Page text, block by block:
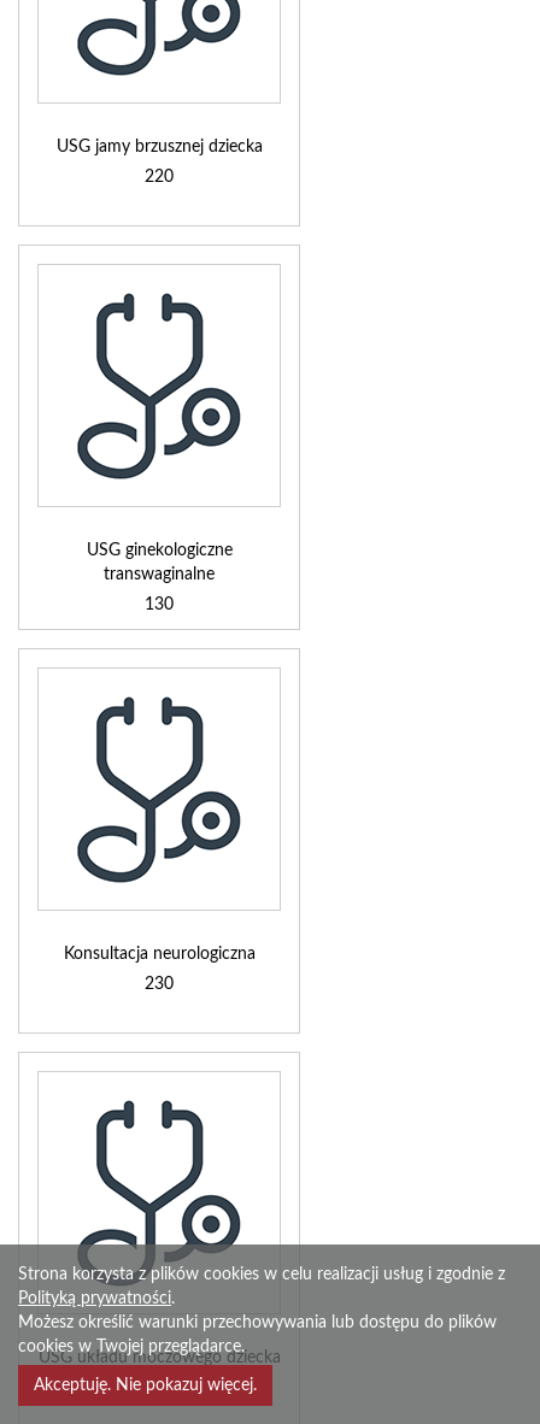
USG jamy brzusznej dziecka
220
USG ginekologiczne
transwaginalne
130
Konsultacja neurologiczna
230
USG układu moczowego dziecka
220
Strona korzysta z plików cookies w celu realizacji usług i zgodnie z
Polityką prywatności.
Możesz określić warunki przechowywania lub dostępu do plików
cookies w Twojej przeglądarce.
Akceptuję. Nie pokazuj więcej.